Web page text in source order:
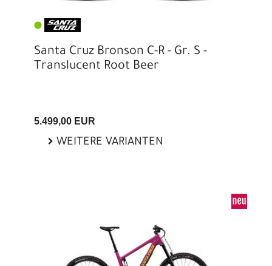
Santa Cruz Bronson C-R - Gr. S -
Translucent Root Beer
5.499,00 EUR
WEITERE VARIANTEN